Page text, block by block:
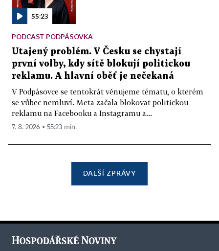
55:23
PODCAST PODPÁSOVKA
Utajený problém. V Česku se chystají
první volby, kdy sítě blokují politickou
reklamu. A hlavní oběť je nečekaná
V Podpásovce se tentokrát věnujeme tématu, o kterém
se vůbec nemluví. Meta začala blokovat politickou
reklamu na Facebooku a Instagramu a...
7. 8. 2026 ▪ 55:23 min.
DALŠÍ ZPRÁVY